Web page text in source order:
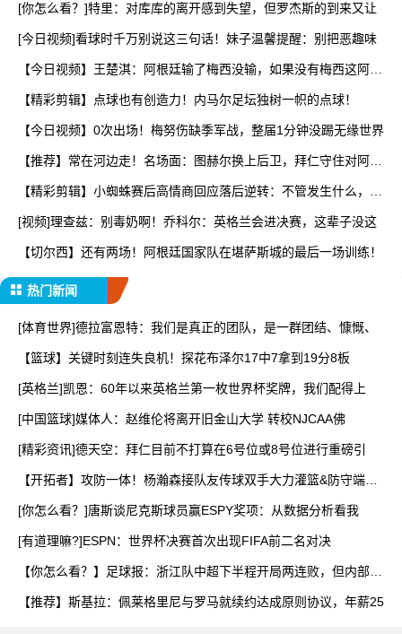
[你怎么看？]特里：对库库的离开感到失望，但罗杰斯的到来又让
[今日视频]看球时千万别说这三句话！妹子温馨提醒：别把恶趣味
【今日视频】王楚淇：阿根廷输了梅西没输，如果没有梅西这阿根
【精彩剪辑】点球也有创造力！内马尔足坛独树一帜的点球！
【今日视频】0次出场！梅努伤缺季军战，整届1分钟没踢无缘世界
【推荐】常在河边走！名场面：图赫尔换上后卫，拜仁守住对阿森
【精彩剪辑】小蜘蛛赛后高情商回应落后逆转：不管发生什么，阿
[视频]理查兹：别毒奶啊！乔科尔：英格兰会进决赛，这辈子没这
【切尔西】还有两场！阿根廷国家队在堪萨斯城的最后一场训练！
热门新闻
[体育世界]德拉富恩特：我们是真正的团队，是一群团结、慷慨、
【篮球】关键时刻连失良机！探花布泽尔17中7拿到19分8板
[英格兰]凯恩：60年以来英格兰第一枚世界杯奖牌，我们配得上
[中国篮球]媒体人：赵维伦将离开旧金山大学 转校NJCAA佛
[精彩资讯]德天空：拜仁目前不打算在6号位或8号位进行重磅引
【开拓者】攻防一体！杨瀚森接队友传球双手大力灌篮&防守端再
[你怎么看？]唐斯谈尼克斯球员赢ESPY奖项：从数据分析看我
[有道理嘛?]ESPN：世界杯决赛首次出现FIFA前二名对决
【你怎么看？】足球报：浙江队中超下半程开局两连败，但内部依
【推荐】斯基拉：佩莱格里尼与罗马就续约达成原则协议，年薪25